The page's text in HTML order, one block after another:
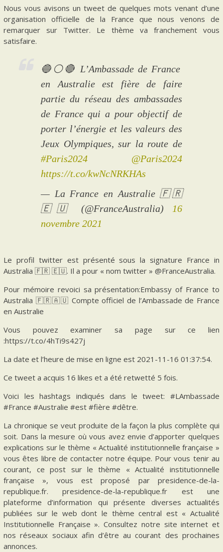
Nous vous avisons un tweet de quelques mots venant d’une
organisation officielle de la France que nous venons de
remarquer sur Twitter. Le thème va franchement vous
satisfaire.
🔵⚪️🔴 L’Ambassade de France
en Australie est fière de faire
partie du réseau des ambassades
de France qui a pour objectif de
porter l’énergie et les valeurs des
Jeux Olympiques, sur la route de
#Paris2024
@Paris2024
https://t.co/kwNcNRKHAs
— La France en Australie 🇫🇷
🇪🇺 (@FranceAustralia) 16
novembre 2021
Le profil twitter est présenté sous la signature France in
Australia 🇫🇷 🇪🇺. Il a pour « nom twitter » @FranceAustralia.
Pour mémoire revoici sa présentation:Embassy of France to
Australia 🇫🇷🇦🇺 Compte officiel de l’Ambassade de France
en Australie
Vous pouvez examiner sa page sur ce lien
:https://t.co/4hTi9s427j
La date et l’heure de mise en ligne est 2021-11-16 01:37:54.
Ce tweet a acquis 16 likes et a été retwetté 5 fois.
Voici les hashtags indiqués dans le tweet: #LAmbassade
#France #Australie #est #fière #dêtre.
La chronique se veut produite de la façon la plus complète qui
soit. Dans la mesure où vous avez envie d’apporter quelques
explications sur le thème « Actualité institutionnelle française »
vous êtes libre de contacter notre équipe. Pour vous tenir au
courant, ce post sur le thème « Actualité institutionnelle
française », vous est proposé par presidence-de-la-
republique.fr. presidence-de-la-republique.fr est une
plateforme d’information qui présente diverses actualités
publiées sur le web dont le thème central est « Actualité
Institutionnelle Française ». Consultez notre site internet et
nos réseaux sociaux afin d’être au courant des prochaines
annonces.